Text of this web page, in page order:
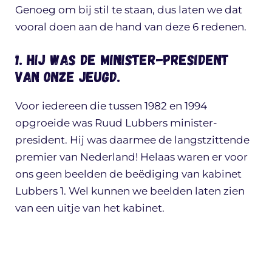
Genoeg om bij stil te staan, dus laten we dat
vooral doen aan de hand van deze 6 redenen.
1. Hij was de minister-president
van onze jeugd.
Voor iedereen die tussen 1982 en 1994
opgroeide was Ruud Lubbers minister-
president. Hij was daarmee de langstzittende
premier van Nederland! Helaas waren er voor
ons geen beelden de beëdiging van kabinet
Lubbers 1. Wel kunnen we beelden laten zien
van een uitje van het kabinet.